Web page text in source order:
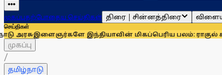
முகப்புதற்போதைய செய்திகள் திரை | சின்னத்திரை
செய்திகள்
இந்தியாவின் மிகப்பெரிய பலம்: ராகுல் காந்தி
முகப்பு
/
தமிழ்நாடு